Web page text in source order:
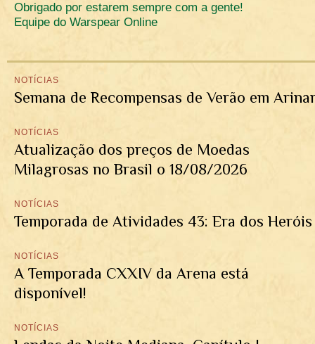
Obrigado por estarem sempre com a gente!
Equipe do Warspear Online
NOTÍCIAS
Semana de Recompensas de Verão em
NOTÍCIAS
Atualização dos preços de Moedas
Milagrosas no Brasil o 18/08/2026
NOTÍCIAS
Temporada de Atividades 43: Era dos Heróis
NOTÍCIAS
A Temporada CXXIV da Arena está
disponível!
NOTÍCIAS